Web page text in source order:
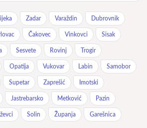
Zadar Varaždin Dubrovnik
Čakovec Vinkovci Sisak
Sesvete Rovinj Trogir
Opatija Vukovar Labin Samobor
Supetar Zaprešić Imotski
Jastrebarsko Metković Pazin
Solin Županja Garešnica